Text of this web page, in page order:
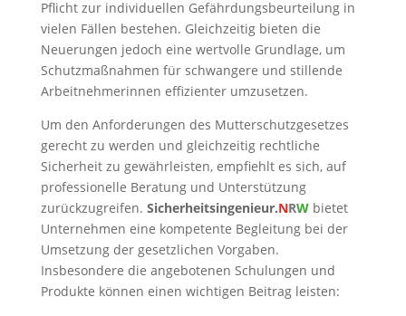
Pflicht zur individuellen Gefährdungsbeurteilung in
vielen Fällen bestehen. Gleichzeitig bieten die
Neuerungen jedoch eine wertvolle Grundlage, um
Schutzmaßnahmen für schwangere und stillende
Arbeitnehmerinnen effizienter umzusetzen.
Um den Anforderungen des Mutterschutzgesetzes
gerecht zu werden und gleichzeitig rechtliche
Sicherheit zu gewährleisten, empfiehlt es sich, auf
professionelle Beratung und Unterstützung
zurückzugreifen. Sicherheitsingenieur.NRWbietet
Unternehmen eine kompetente Begleitung bei der
Umsetzung der gesetzlichen Vorgaben.
Insbesondere die angebotenen Schulungen und
Produkte können einen wichtigen Beitrag leisten: